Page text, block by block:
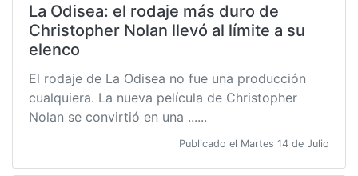
La Odisea: el rodaje más duro de
Christopher Nolan llevó al límite a su
elenco
El rodaje de La Odisea no fue una producción
cualquiera. La nueva película de Christopher
Nolan se convirtió en una ......
Publicado el Martes 14 de Julio